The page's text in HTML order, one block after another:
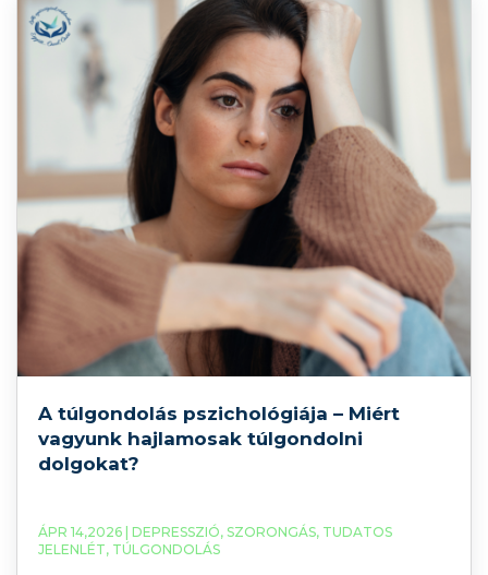
A túlgondolás pszichológiája – Miért
vagyunk hajlamosak túlgondolni
dolgokat?
ÁPR 14,2026 | DEPRESSZIÓ, SZORONGÁS, TUDATOS
JELENLÉT, TÚLGONDOLÁS